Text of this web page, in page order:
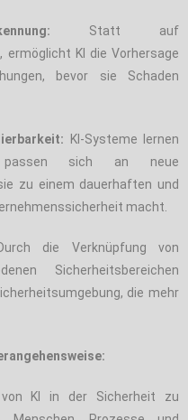
Statt auf
ermöglicht KI die Vorhersage
bevor sie Schaden
KI-Systeme lernen
passen sich an neue
zu einem dauerhaften und
macht.
die Verknüpfung von
Sicherheitsbereichen
die mehr
KI in der Sicherheit zu